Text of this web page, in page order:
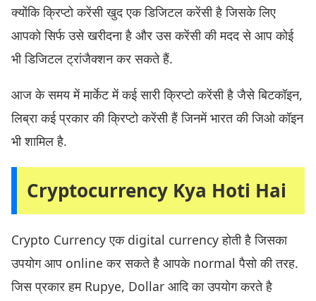
क्योंकि क्रिप्टो करेंसी खुद एक डिजिटल करेंसी है जिसके लिए
आपको सिर्फ उसे खरीदना है और उस करेंसी की मदद से आप कोई
भी डिजिटल ट्रांजैक्शन कर सकते हैं.
आज के समय में मार्केट में कई सारी क्रिप्टो करेंसी है जैसे बिटकॉइन,
लिब्रा कई प्रकार की क्रिप्टो करेंसी हैं जिनमें भारत की जिओ कॉइन
भी शामिल है.
Cryptocurrency Kya Hoti Hai
Crypto Currency एक digital currency होती है जिसका
उपयोग आप online कर सकते है आपके normal पैसो की तरह.
जिस प्रकार हम Rupye, Dollar आदि का उपयोग करते है